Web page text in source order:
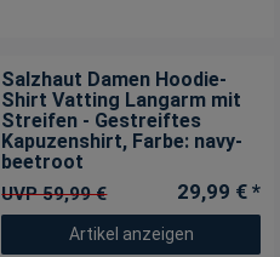
Salzhaut Damen Hoodie-
Shirt Vatting Langarm mit
Streifen - Gestreiftes
Kapuzenshirt, Farbe: navy-
beetroot
UVP 59,99 € 29,99 € *
Artikel anzeigen